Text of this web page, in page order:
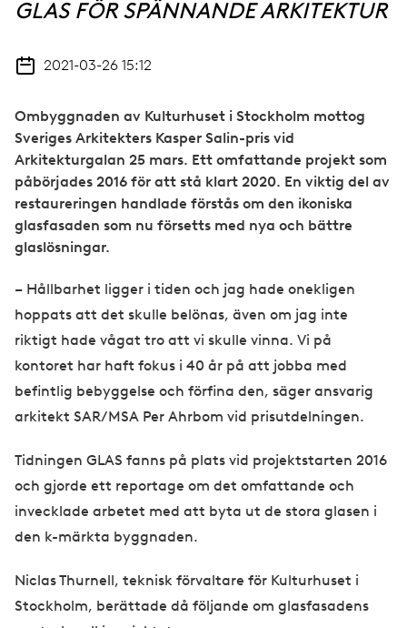
GLAS FÖR SPÄNNANDE ARKITEKTUR
2021-03-26 15:12
Ombyggnaden av Kulturhuset i Stockholm mottog
Sveriges Arkitekters Kasper Salin-pris vid
Arkitekturgalan 25 mars. Ett omfattande projekt som
påbörjades 2016 för att stå klart 2020. En viktig del av
restaureringen handlade förstås om den ikoniska
glasfasaden som nu försetts med nya och bättre
glaslösningar.
– Hållbarhet ligger i tiden och jag hade onekligen
hoppats att det skulle belönas, även om jag inte
riktigt hade vågat tro att vi skulle vinna. Vi på
kontoret har haft fokus i 40 år på att jobba med
befintlig bebyggelse och förfina den, säger ansvarig
arkitekt SAR/MSA Per Ahrbom vid prisutdelningen.
Tidningen GLAS fanns på plats vid projektstarten 2016
och gjorde ett reportage om det omfattande och
invecklade arbetet med att byta ut de stora glasen i
den k-märkta byggnaden.
Niclas Thurnell, teknisk förvaltare för Kulturhuset i
Stockholm, berättade då följande om glasfasadens